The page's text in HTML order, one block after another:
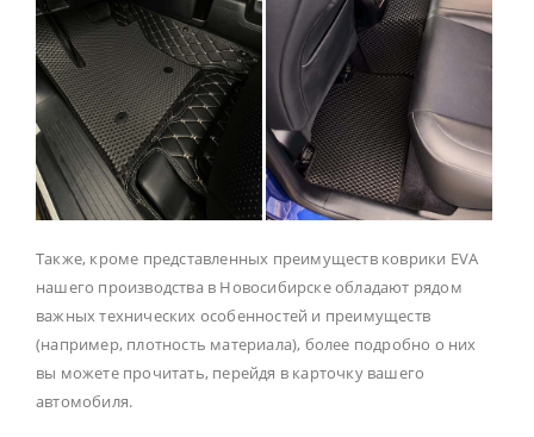
Также, кроме представленных преимуществ коврики EVA
нашего производства в Новосибирске обладают рядом
важных технических особенностей и преимуществ
(например, плотность материала), более подробно о них
вы можете прочитать, перейдя в карточку вашего
автомобиля.